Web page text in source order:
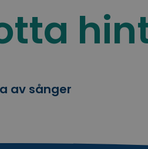
av sånger